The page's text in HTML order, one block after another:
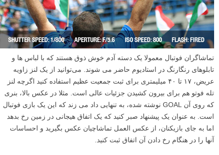
تماشاگران فوتبال معمولا یک دسته آدم خوش ذوق هستند که با لباس ها و
تابلوهای رنگارنگ در استادیوم حاضر می شوند. می‌توانید از یک لنز زاویه
عریض، ۱۷ تا ۴۰ میلیمتری برای ثبت جمعیت عظیم استفاده کنید اگرچه لنز
تله فوتو هم برای بیرون کشیدن جزئیات عالی است. مثلا در عکس بالا، بنری
که روی آن GOAL نوشته شده، به تنهایی داد می زند که این یک بازی فوتبال
است. به عنوان یک پیشنهاد صبر کنید که یک اتفاق هیجانی در زمین رخ بدهد
اما به جای بازیکنان، از عکس العمل تماشاچیان عکس بگیرید و احساسات
آنها را در هنگام رخ دادن آن اتفاق ثبت کنید.